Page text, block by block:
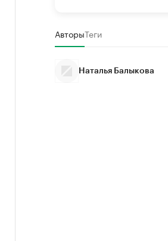
АвторыТеги
Наталья Балыкова